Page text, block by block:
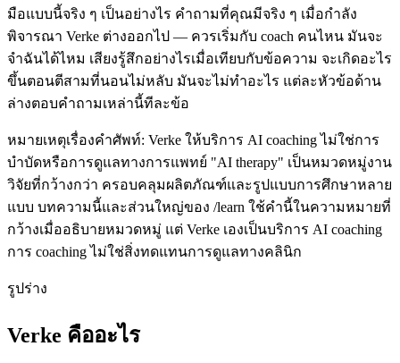
มือแบบนี้จริง ๆ เป็นอย่างไร คำถามที่คุณมีจริง ๆ เมื่อกำลัง
พิจารณา Verke ต่างออกไป — ควรเริ่มกับ coach คนไหน มันจะ
จำฉันได้ไหม เสียงรู้สึกอย่างไรเมื่อเทียบกับข้อความ จะเกิดอะไร
ขึ้นตอนตีสามที่นอนไม่หลับ มันจะไม่ทำอะไร แต่ละหัวข้อด้าน
ล่างตอบคำถามเหล่านี้ทีละข้อ
หมายเหตุเรื่องคำศัพท์: Verke ให้บริการ AI coaching ไม่ใช่การ
บำบัดหรือการดูแลทางการแพทย์ "AI therapy" เป็นหมวดหมู่งาน
วิจัยที่กว้างกว่า ครอบคลุมผลิตภัณฑ์และรูปแบบการศึกษาหลาย
แบบ บทความนี้และส่วนใหญ่ของ /learn ใช้คำนี้ในความหมายที่
กว้างเมื่ออธิบายหมวดหมู่ แต่ Verke เองเป็นบริการ AI coaching
การ coaching ไม่ใช่สิ่งทดแทนการดูแลทางคลินิก
รูปร่าง
Verke คืออะไร